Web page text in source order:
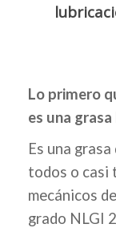
Lo primero
es una
Es una
todos o casi
mecánicos
grado NLGI